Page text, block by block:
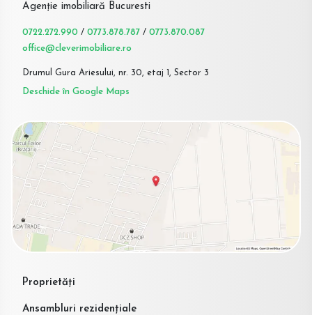
Agenție imobiliară Bucuresti
0722.272.990 / 0773.878.787 / 0773.870.087
office@cleverimobiliare.ro
Drumul Gura Ariesului, nr. 30, etaj 1, Sector 3
Deschide în Google Maps
Proprietăți
Ansambluri rezidențiale